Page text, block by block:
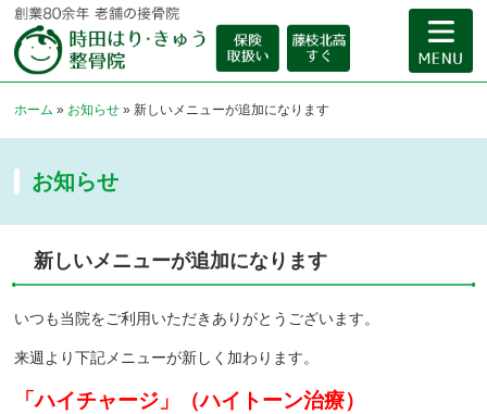
ホーム » お知らせ »新しいメニューが追加になります
お知らせ
新しいメニューが追加になります
いつも当院をご利用いただきありがとうございます。
来週より下記メニューが新しく加わります。
「ハイチャージ」（ハイトーン治療）